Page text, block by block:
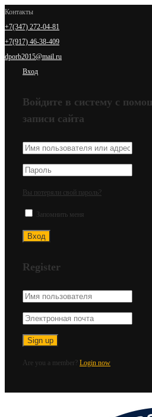
Контакты
+7(347) 272-04-81
+7(917) 46-38-409
dporb2015@mail.ru
Вход
Войдите в систему с
записи сайта
Вы потеряли свой пароль?
Запомнить меня
Register
Are you a member? Login now